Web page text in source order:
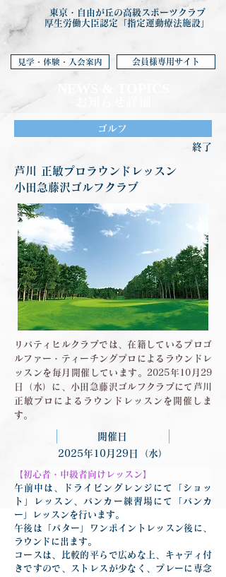
東京・自由が丘の高級スポーツクラブ
厚生労働大臣認定「指定運動療法施設」
見学・体験・入会案内 会員様専用サイト
ゴルフ
終了
芦川 正敏プロラウンドレッスン
小田急藤沢ゴルフクラブ
リバティヒルクラブでは、在籍しているプロゴ
ルファー・ティーチングプロによるラウンドレ
ッスンを毎月開催しています。2025年10月29
日（水）に、小田急藤沢ゴルフクラブにて芦川
正敏プロによるラウンドレッスンを開催しま
す。
開催日
2025年10月29日（水）
【初心者・中級者向けレッスン】
午前中は、ドライビングレンジにて「ショッ
ト」レッスン、バンカー練習場にて「バンカ
ー」レッスンを行います。
午後は「パター」ワンポイントレッスン後に、
ラウンドに出ます。
コースは、比較的平らで広めな上、キャディ付
きですので、ストレスが少なく、プレーに専念